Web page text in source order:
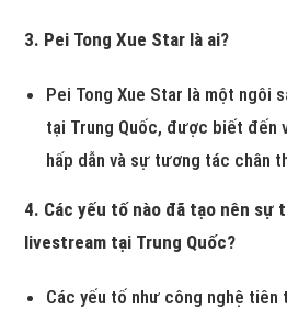
3. Pei Tong Xue Star là ai?
Pei Tong Xue Star là một ngôi
tại Trung Quốc, được biết đến
hấp dẫn và sự tương tác chân
4. Các yếu tố nào đã tạo nên sự
livestream tại Trung Quốc?
Các yếu tố như công nghệ tiên